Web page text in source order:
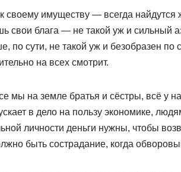
своему имуществу — всегда
свои блага — не такой уж и сильный
по сути, не такой уж и безобразен по
на всех смотрит.
мы на земле братья и сёстры, всё у
в дело на пользу экономике,
личности деньги нужны, чтобы
быть сострадание, когда